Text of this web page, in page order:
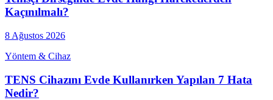
Kaçınılmalı?
8 Ağustos 2026
Yöntem & Cihaz
TENS Cihazını Evde Kullanırken Yapılan 7 Hata
Nedir?